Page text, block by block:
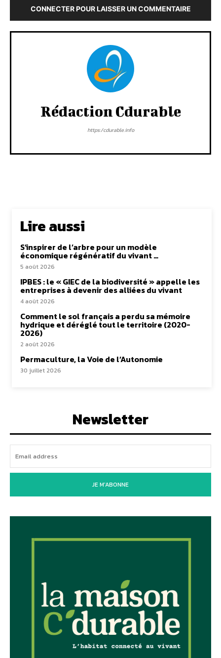
CONNECTER POUR LAISSER UN COMMENTAIRE
Rédaction Cdurable
https:/cdurable.info
Lire aussi
S’inspirer de l’arbre pour un modèle
économique régénératif du vivant …
5 août 2026
IPBES : le « GIEC de la biodiversité » appelle les
entreprises à devenir des alliées du vivant
4 août 2026
Comment le sol français a perdu sa mémoire
hydrique et déréglé tout le territoire (2020-
2026)
2 août 2026
Permaculture, la Voie de l’Autonomie
30 juillet 2026
Newsletter
JE M'ABONNE